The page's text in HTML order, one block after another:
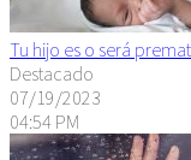
Tu hijo es o será
Destacado
07/19/2023
04:54 PM